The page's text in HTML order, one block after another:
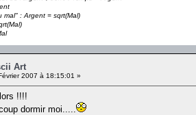
mal" : Argent = sqrt(Mal)
Art
2007 à 18:15:01 »
!!!!
dormir moi.....